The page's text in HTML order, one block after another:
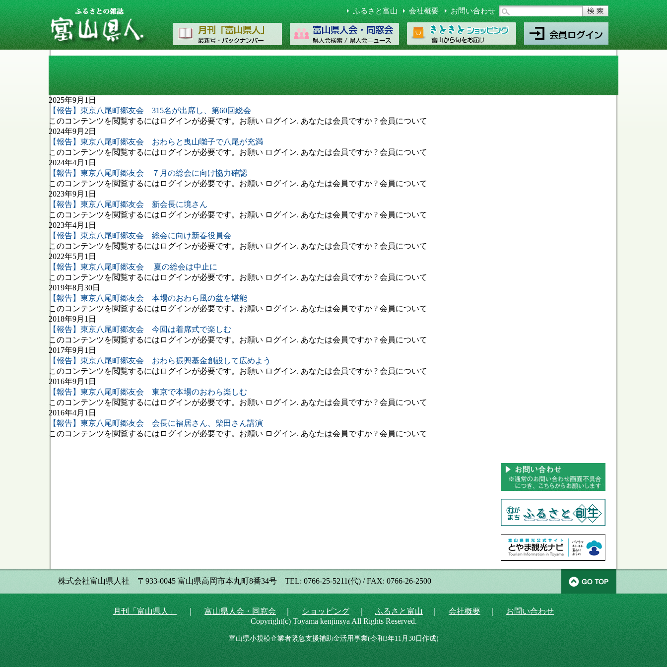
ふるさと富山 会社概要 お問い合わせ
タグ: 東京八尾町郷友会
2025年9月1日
【報告】東京八尾町郷友会 315名が出席し、第60回総会
このコンテンツを閲覧するにはログインが必要です。お願い ログイン. あなたは会員ですか ? 会員について
2024年9月2日
【報告】東京八尾町郷友会 おわらと曳山囃子で八尾が充満
このコンテンツを閲覧するにはログインが必要です。お願い ログイン. あなたは会員ですか ? 会員について
2024年4月1日
【報告】東京八尾町郷友会 ７月の総会に向け協力確認
このコンテンツを閲覧するにはログインが必要です。お願い ログイン. あなたは会員ですか ? 会員について
2023年9月1日
【報告】東京八尾町郷友会 新会長に境さん
このコンテンツを閲覧するにはログインが必要です。お願い ログイン. あなたは会員ですか ? 会員について
2023年4月1日
【報告】東京八尾町郷友会 総会に向け新春役員会
このコンテンツを閲覧するにはログインが必要です。お願い ログイン. あなたは会員ですか ? 会員について
2022年5月1日
【報告】東京八尾町郷友会 夏の総会は中止に
このコンテンツを閲覧するにはログインが必要です。お願い ログイン. あなたは会員ですか ? 会員について
2019年8月30日
【報告】東京八尾町郷友会 本場のおわら風の盆を堪能
このコンテンツを閲覧するにはログインが必要です。お願い ログイン. あなたは会員ですか ? 会員について
2018年9月1日
【報告】東京八尾町郷友会 今回は着席式で楽しむ
このコンテンツを閲覧するにはログインが必要です。お願い ログイン. あなたは会員ですか ? 会員について
2017年9月1日
【報告】東京八尾町郷友会 おわら振興基金創設して広めよう
このコンテンツを閲覧するにはログインが必要です。お願い ログイン. あなたは会員ですか ? 会員について
2016年9月1日
【報告】東京八尾町郷友会 東京で本場のおわら楽しむ
このコンテンツを閲覧するにはログインが必要です。お願い ログイン. あなたは会員ですか ? 会員について
2016年4月1日
【報告】東京八尾町郷友会 会長に福居さん、柴田さん講演
このコンテンツを閲覧するにはログインが必要です。お願い ログイン. あなたは会員ですか ? 会員について
株式会社富山県人社 〒933-0045 富山県高岡市本丸町8番34号 TEL: 0766-25-5211(代) / FAX: 0766-26-2500
月刊「富山県人」｜富山県人会・同窓会｜ショッピング｜ふるさと富山｜会社概要｜お問い合わせ
Copyright(c) Toyama kenjinsya All Rights Reserved.
富山県小規模企業者緊急支援補助金活用事業(令和3年11月30日作成)